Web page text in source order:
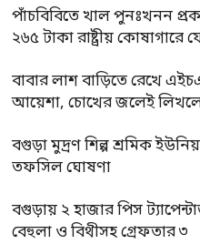
পাঁচবিবিতে খাল পুনঃখনন
২৬৫ টাকা রাষ্ট্রীয়
বাবার লাশ বাড়িতে রেখে
আয়েশা, চোখের জলেই
বগুড়া মুদ্রণ শিল্প শ্রমিক
তফসিল ঘোষণা
বগুড়ায় ২ হাজার পিস
বেহুলা ও বিথীসহ গ্রেফতার ৩